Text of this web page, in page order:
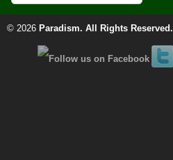
© 2026 Paradism. All Rights Reserved.